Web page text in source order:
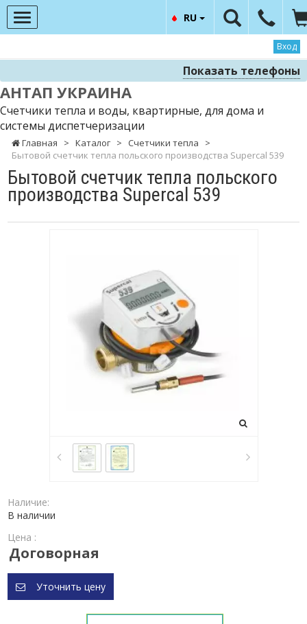
Вход
Показать телефоны
АНТАП УКРАИНА
Счетчики тепла и воды, квартирные, для дома и
системы диспетчеризации
RU
Главная > Каталог > Счетчики тепла
>
Бытовой счетчик тепла польского производства Supercal 539
Бытовой счетчик тепла польского
производства Supercal 539
Наличие:
В наличии
Цена :
Договорная
Уточнить цену